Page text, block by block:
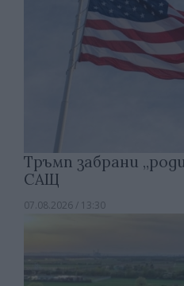
Тръмп забрани
САЩ
07.08.2026 / 13:30